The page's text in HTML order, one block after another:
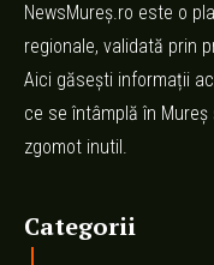
NewsMureș.ro este o
regionale, validată prin
Aici găsești informații
ce se întâmplă în
zgomot inutil.
Categorii